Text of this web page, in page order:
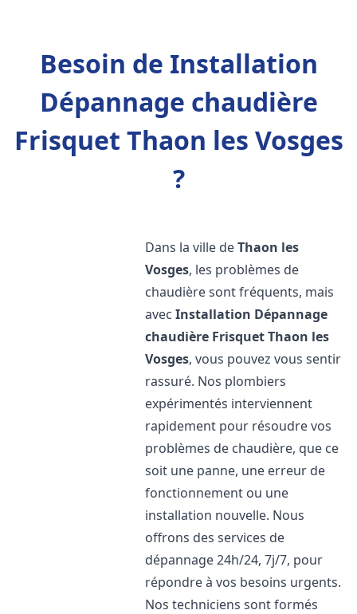
Besoin de Installation
Dépannage chaudière
Frisquet Thaon les Vosges
?
Dans la ville deThaon les
Vosges, les problèmes de
chaudière sont fréquents, mais
avecInstallation Dépannage
chaudière FrisquetThaon les
Vosges, vous pouvez vous sentir
rassuré. Nos plombiers
expérimentés interviennent
rapidement pour résoudre vos
problèmes de chaudière, que ce
soit une panne, une erreur de
fonctionnement ou une
installation nouvelle. Nous
offrons des services de
dépannage 24h/24, 7j/7, pour
répondre à vos besoins urgents.
Nos techniciens sont formés